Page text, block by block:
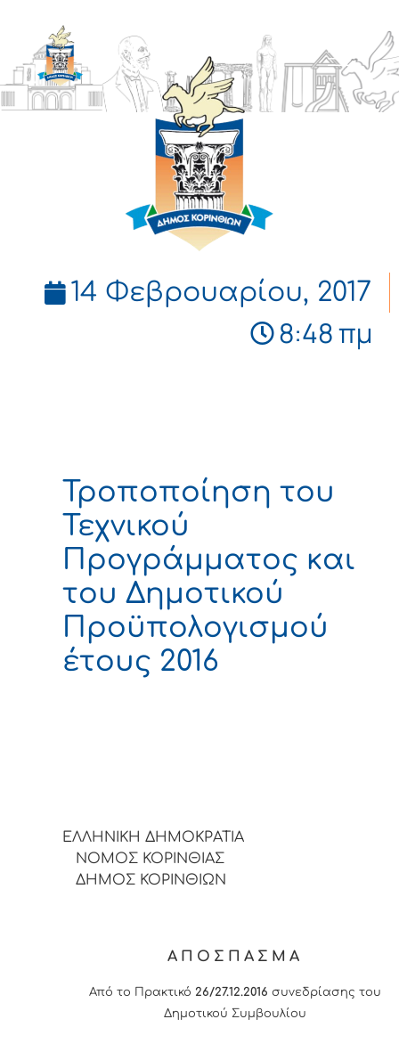
ΔΗΜΟΣ
ΚΟΡΙΝΘΙΩΝ
14 Φεβρουαρίου, 2017
8:48 πμ
Τροποποίηση του
Τεχνικού
Προγράμματος και
του Δημοτικού
Προϋπολογισμού
έτους 2016
ΕΛΛΗΝΙΚΗ ΔΗΜΟΚΡΑΤΙΑ
ΝΟΜΟΣ ΚΟΡΙΝΘΙΑΣ
ΔΗΜΟΣ ΚΟΡΙΝΘΙΩΝ
ΑΠΟΣΠΑΣΜΑ
Από το Πρακτικό 26/27.12.2016 συνεδρίασης του
Δημοτικού Συμβουλίου